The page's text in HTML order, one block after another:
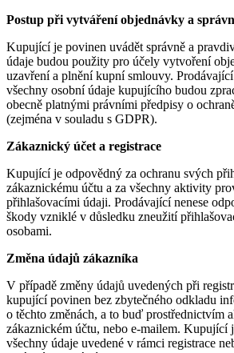
Postup při vytváření objednávky a
Kupující je povinen uvádět správně a
údaje budou použity pro účely vytvoření
uzavření a plnění kupní smlouvy. Prodávající
všechny osobní údaje kupujícího budou
obecně platnými právními předpisy o
(zejména v souladu s GDPR).
Zákaznický účet a registrace
Kupující je odpovědný za ochranu svých
zákaznickému účtu a za všechny aktivity
přihlašovacími údaji. Prodávající nenese
škody vzniklé v důsledku zneužití
osobami.
Změna údajů zákazníka
V případě změny údajů uvedených při
kupující povinen bez zbytečného odkladu
o těchto změnách, a to buď prostřednictvím
zákaznickém účtu, nebo e-mailem. Kupující
všechny údaje uvedené v rámci registrace